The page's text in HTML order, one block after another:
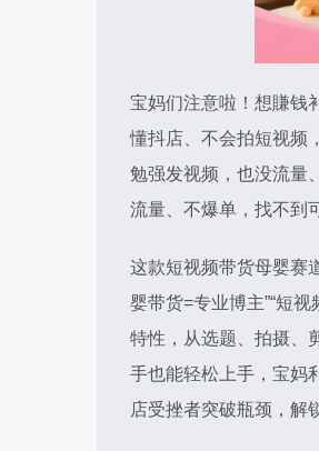
宝妈们注意啦！想賺钱
懂抖店、不会拍短视频
勉强发视频，也没流量
流量、不爆单，找不到
这款短视频带货母婴赛
婴带货=专业博主”“短
特性，从选题、拍摄、
手也能轻松上手，宝妈
店受挫者突破瓶颈，解